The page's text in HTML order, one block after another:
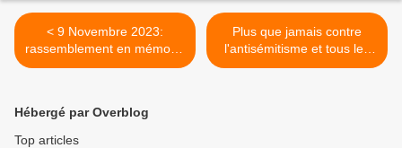
< 9 Novembre 2023:
rassemblement en mémoire
de la Nuit de Cristal nazie
Plus que jamais contre
l'antisémitisme et tous les
racismes: débat le 28
Hébergé par Overblog
Top articles